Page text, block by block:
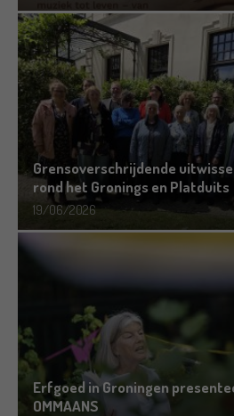
Grensoverschrijdende
rond het Gronings en Platduits
19/06/2026
Erfgoed in Groningen
OMMAANS